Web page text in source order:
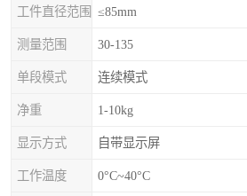
工件直径范围 ≤85mm
测量范围 30-135
单段模式 连续模式
净重 1-10kg
显示方式 自带显示屏
工作温度 0°C~40°C